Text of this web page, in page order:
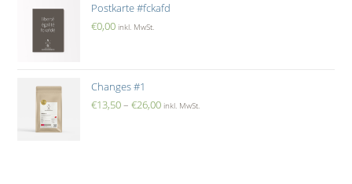
Postkarte #fckafd
€0,00 inkl. MwSt.
Changes #1
€13,50–€26,00 inkl. MwSt.